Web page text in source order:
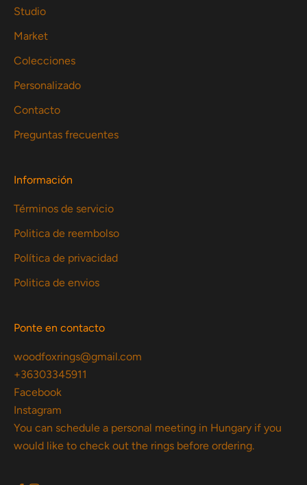
Studio
Market
Colecciones
Personalizado
Contacto
Preguntas frecuentes
Información
Términos de servicio
Politica de reembolso
Política de privacidad
Politica de envios
Ponte en contacto
woodfoxrings@gmail.com
+36303345911
Facebook
Instagram
You can schedule a personal meeting in Hungary if you
would like to check out the rings before ordering.